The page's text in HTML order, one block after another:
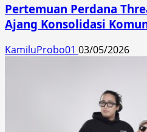
Pertemuan Perdana
Ajang Konsolidasi
KamiluProbo01 03/05/2026